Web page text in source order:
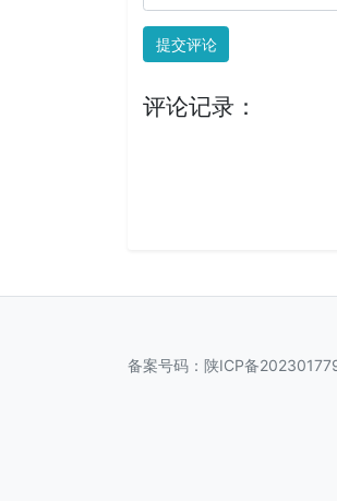
提交评论
评论记录：
备案号码： 陕ICP备